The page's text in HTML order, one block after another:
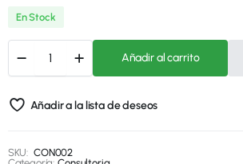
En Stock
Añadir al carrito
Añadir a la lista de deseos
SKU: CON002